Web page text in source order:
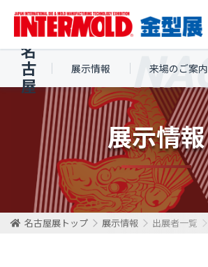
名
古
屋
展示情報 来場のご案内
展示情報
名古屋展トップ 展示情報 出展者一覧